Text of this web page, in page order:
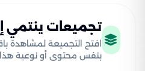
تجميعات ينتمي
افتح التجميعة لمشاهدة
بنفس محتوى أو نوعية